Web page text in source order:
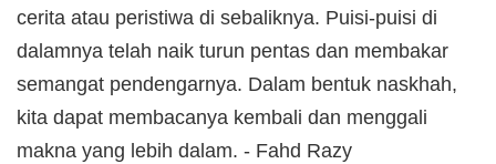
cerita atau peristiwa di sebaliknya. Puisi-puisi di
dalamnya telah naik turun pentas dan membakar
semangat pendengarnya. Dalam bentuk naskhah,
kita dapat membacanya kembali dan menggali
makna yang lebih dalam. - Fahd Razy